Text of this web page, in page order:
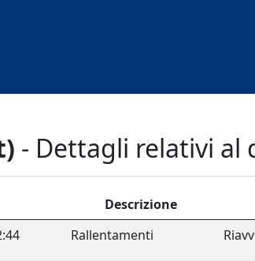
- Dettagli relativi al
Descrizione
Rallentamenti